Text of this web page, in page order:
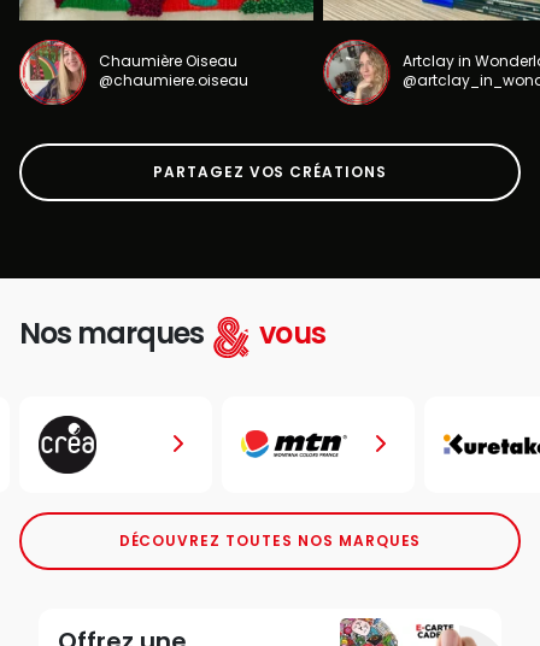
Chaumière Oiseau
@chaumiere.oiseau
Artclay in
PARTAGEZ VOS CRÉATIONS
Nos marques vous
DÉCOUVREZ TOUTES NOS MARQUES